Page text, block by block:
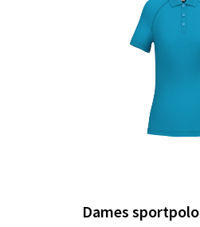
Dames sportpolo